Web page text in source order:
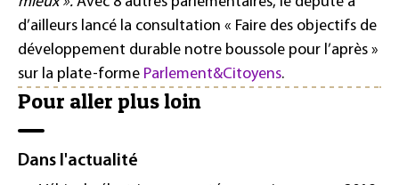
d’ailleurs lancé la consultation « Faire des objectifs de
développement durable notre boussole pour l’après »
sur la plate-forme Parlement&Citoyens.
Pour aller plus loin
Dans l'actualité